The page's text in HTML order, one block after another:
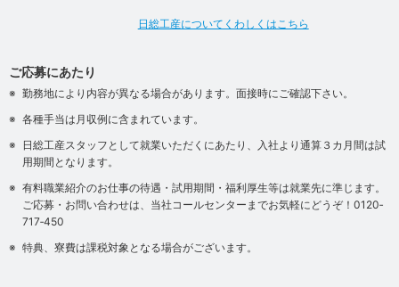
日総工産についてくわしくはこちら
ご応募にあたり
勤務地により内容が異なる場合があります。面接時にご確認下さい。
各種手当は月収例に含まれています。
日総工産スタッフとして就業いただくにあたり、入社より通算３カ月間は試
用期間となります。
有料職業紹介のお仕事の待遇・試用期間・福利厚生等は就業先に準じます。
ご応募・お問い合わせは、当社コールセンターまでお気軽にどうぞ！0120‐
717‐450
特典、寮費は課税対象となる場合がございます。